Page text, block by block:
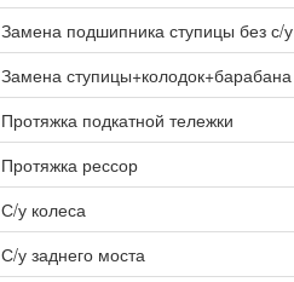
Замена подшипника ступицы без с/
Замена ступицы+колодок+барабана
Протяжка подкатной тележки
Протяжка рессор
С/у колеса
С/у заднего моста